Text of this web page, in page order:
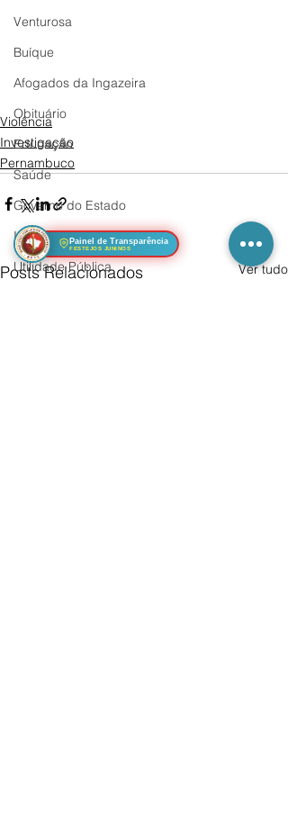
Venturosa
Buíque
Afogados da Ingazeira
Obituário
Educação
Saúde
Governo do Estado
Investigação
Utilidade Pública
Violência
Investigação
Pernambuco
Posts Relacionados Ver tudo
Painel de Transparência
FESTEJOS JUNINOS